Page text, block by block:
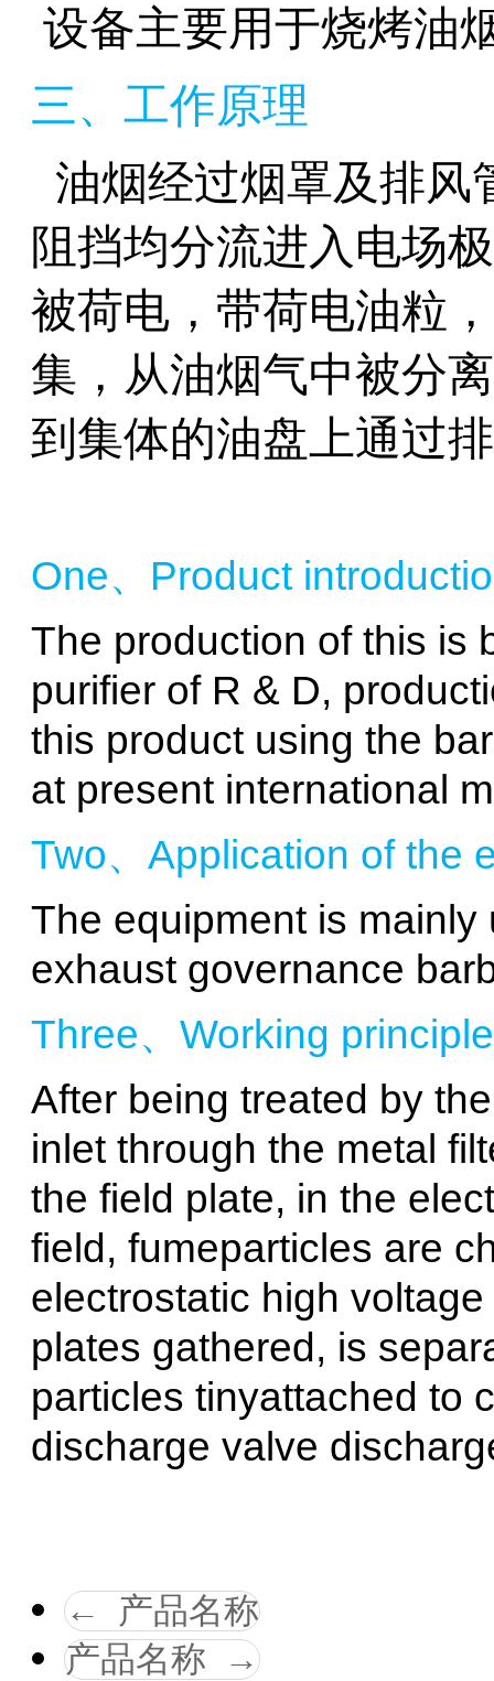
设备主要用于烧烤油
三、工作原理
油烟经过烟罩及排风
阻挡均分流进入电场
被荷电，带荷电油粒
集，从油烟气中被分
到集体的油盘上通过
One、 Product
The production of this is
purifier of R & D,
this product using the
at present international
Two、Application of the
The equipment is
exhaust governance
Three、Working principle
After being treated by
inlet through the metal
the field plate, in the
field, fumeparticles are
electrostatic high
plates gathered, is
particles tinyattached to
discharge valve
← 产品名称
产品名称 →